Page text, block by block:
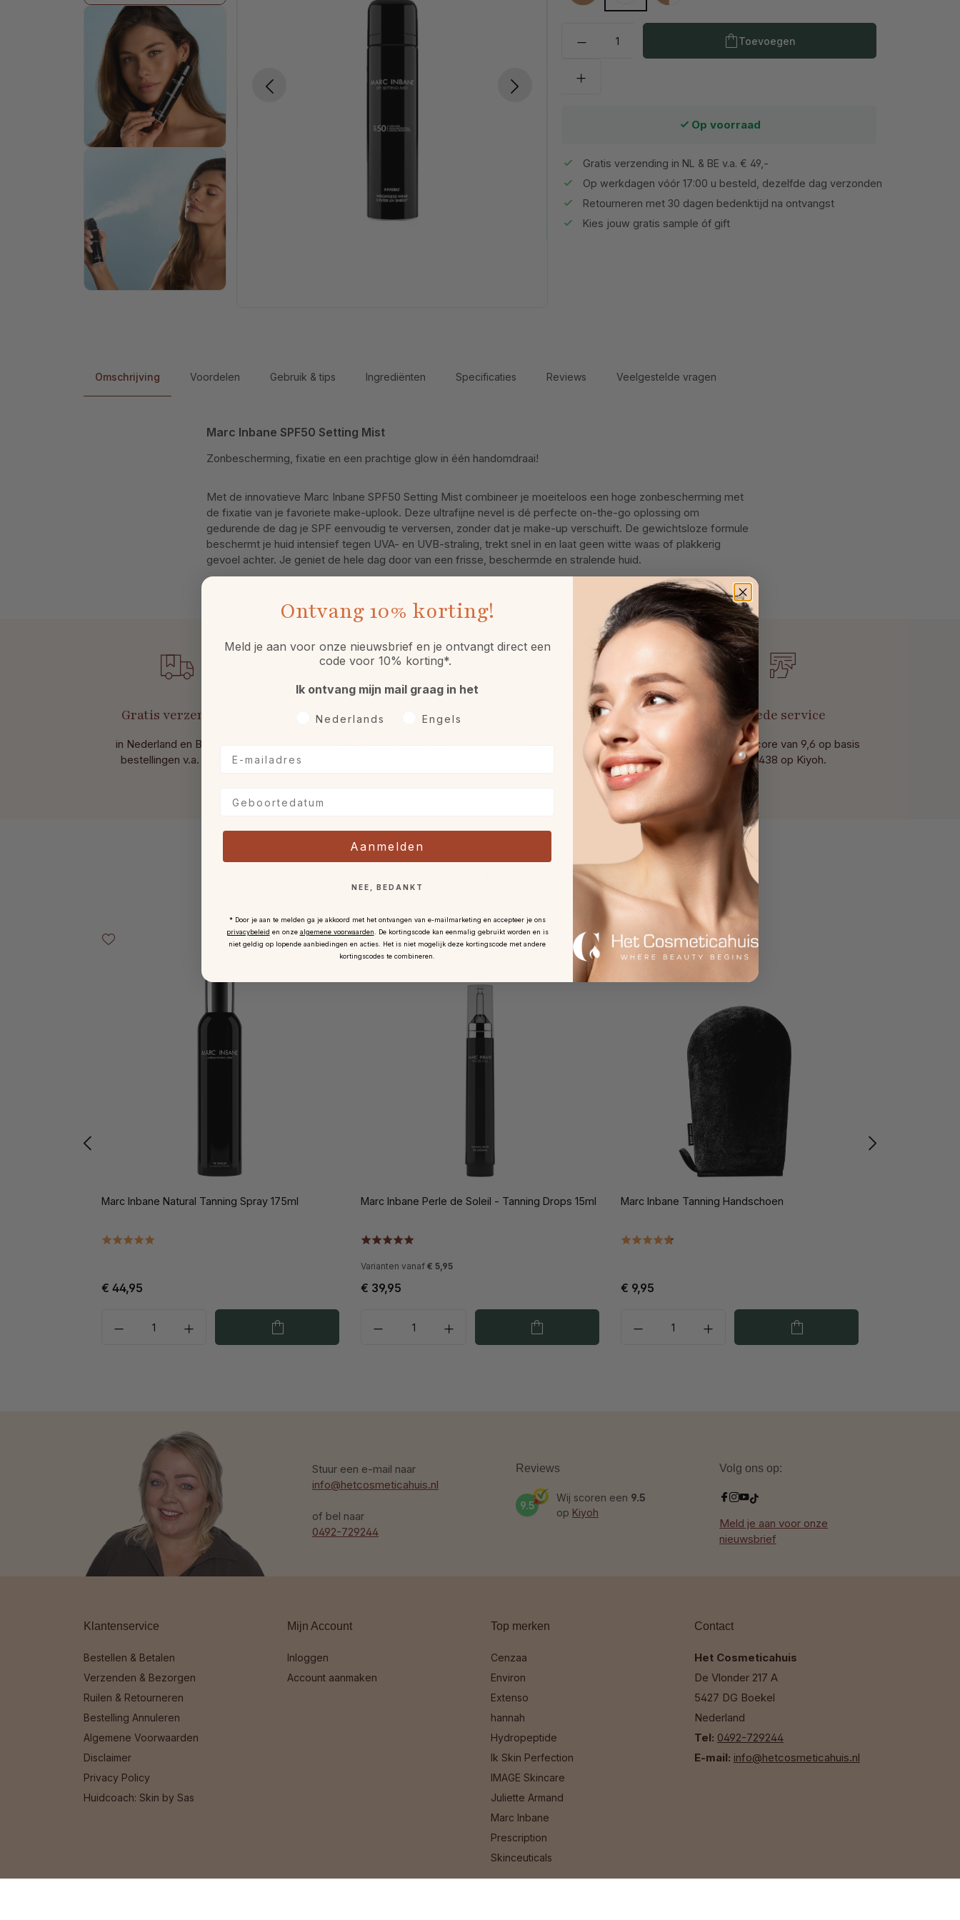
Producthoeveelheid: Voer de
Toevoegen
Op voorraad
Gratis verzending in NL & BE v.a. € 49,-
Op werkdagen vóór 17:00 u besteld, dezelfde dag verzonden
Retourneren met 30 dagen bedenktijd na ontvangst
Kies jouw gratis sample óf gift
Omschrijving Voordelen Gebruik & tips Ingrediënten Specificaties Reviews Veelgestelde vragen
Marc Inbane SPF50 Setting Mist
Zonbescherming, fixatie en een prachtige glow in één handomdraai!
Met de innovatieve Marc Inbane SPF50 Setting Mist combineer je moeiteloos een hoge zonbescherming met
de fixatie van je favoriete make-uplook. Deze ultrafijne nevel is dé perfecte on-the-go oplossing om
gedurende de dag je SPF eenvoudig te verversen, zonder dat je make-up verschuift. De gewichtsloze formule
beschermt je huid intensief tegen UVA- en UVB-straling, trekt snel in en laat geen witte waas of plakkerig
gevoel achter. Je geniet de hele dag door van een frisse, beschermde en stralende huid.
Gratis verzending
in Nederland en België bij
bestellingen v.a. € 49,-.
Retourneren Gratis sample óf gift
Bij iedere bestelling.
Goede service
Met een score van 9,6 op basis
van 438 op Kiyoh.
Marc Inbane bestsellers
Marc Inbane Natural Tanning Spray 175ml
€ 44,95
Marc Inbane Perle de Soleil - Tanning Drops 15ml
Varianten vanaf € 5,95
€ 39,95
Marc Inbane Tanning Handschoen
€ 9,95
Stuur een e-mail naar
info@hetcosmeticahuis.nl
of bel naar
0492-729244
Reviews
9.5
Wij scoren een 9.5
op Kiyoh
Volg ons op:
Meld je aan voor onze
nieuwsbrief
Klantenservice
Bestellen & Betalen
Verzenden & Bezorgen
Ruilen & Retourneren
Bestelling Annuleren
Algemene Voorwaarden
Disclaimer
Privacy Policy
Huidcoach: Skin by Sas
Mijn Account
Inloggen
Account aanmaken
Top merken
Cenzaa
Environ
Extenso
hannah
Hydropeptide
Ik Skin Perfection
IMAGE Skincare
Juliette Armand
Marc Inbane
Prescription
Skinceuticals
Contact
Het Cosmeticahuis
De Vlonder 217 A
5427 DG Boekel
Nederland
Tel: 0492-729244
E-mail: info@hetcosmeticahuis.nl
Ontvang 10% korting!
Meld je aan voor onze nieuwsbrief en je ontvangt direct een
code voor 10% korting*.
Ik ontvang mijn mail graag in het
Voorkeurtaal
Nederlands Engels
Aanmelden
NEE, BEDANKT
* Door je aan te melden ga je akkoord met het ontvangen van e-mailmarketing en accepteer je ons
privacybeleid en onze algemene voorwaarden
De kortingscode kan eenmalig gebruikt worden en is
niet geldig op lopende aanbiedingen en acties. Het is niet mogelijk deze kortingscode met andere
kortingscodes te combineren.